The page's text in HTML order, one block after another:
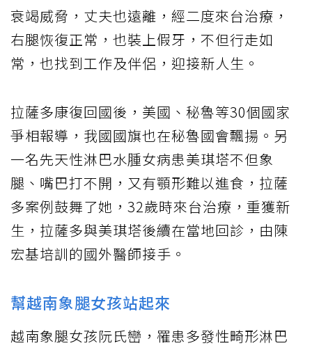
衰竭威脅，丈夫也遠離，經二度來台治療，
右腿恢復正常，也裝上假牙，不但行走如
常，也找到工作及伴侶，迎接新人生。
拉薩多康復回國後，美國、秘魯等30個國家
爭相報導，我國國旗也在秘魯國會飄揚。另
一名先天性淋巴水腫女病患美琪塔不但象
腿、嘴巴打不開，又有顎形難以進食，拉薩
多案例鼓舞了她，32歲時來台治療，重獲新
生，拉薩多與美琪塔後續在當地回診，由陳
宏基培訓的國外醫師接手。
幫越南象腿女孩站起來
越南象腿女孩阮氏巒，罹患多發性畸形淋巴